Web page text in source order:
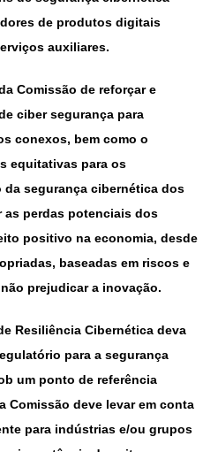
de produtos digitais
auxiliares.
Comissão de reforçar e
ciber segurança para
conexos, bem como o
equitativas para os
da segurança cibernética dos
as perdas potenciais dos
positivo na economia, desde
baseadas em riscos e
prejudicar a inovação.
Resiliência Cibernética deva
para a segurança
um ponto de referência
Comissão deve levar em conta
para indústrias e/ou grupos